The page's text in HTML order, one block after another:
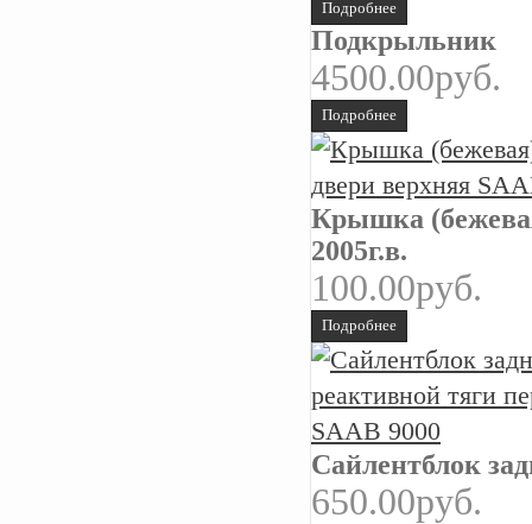
Подробнее
Подкрыльник
4500.00руб.
Подробнее
Крышка
2005г.в.
100.00руб.
Подробнее
Сайлентблок
650.00руб.